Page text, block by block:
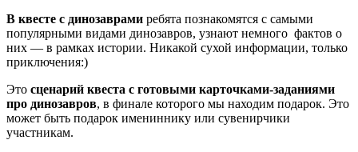
В квесте с динозаврами ребята познакомятся с самыми
популярными видами динозавров, узнают немного фактов о
них — в рамках истории. Никакой сухой информации, только
приключения:)
Это сценарий квеста с готовыми карточками-заданиями
про динозавров, в финале которого мы находим подарок. Это
может быть подарок имениннику или сувенирчики
участникам.